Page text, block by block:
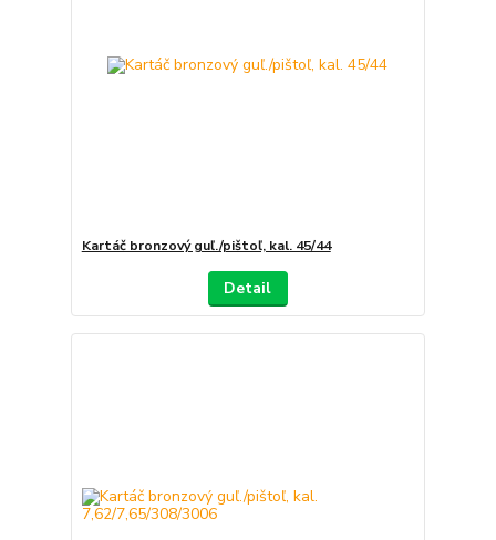
Kartáč bronzový guľ./pištoľ, kal. 45/44
Detail